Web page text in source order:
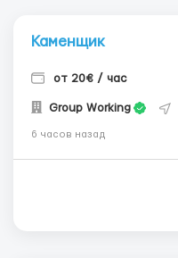
Каменщик
от 20€ / час
Group Working
6 часов назад